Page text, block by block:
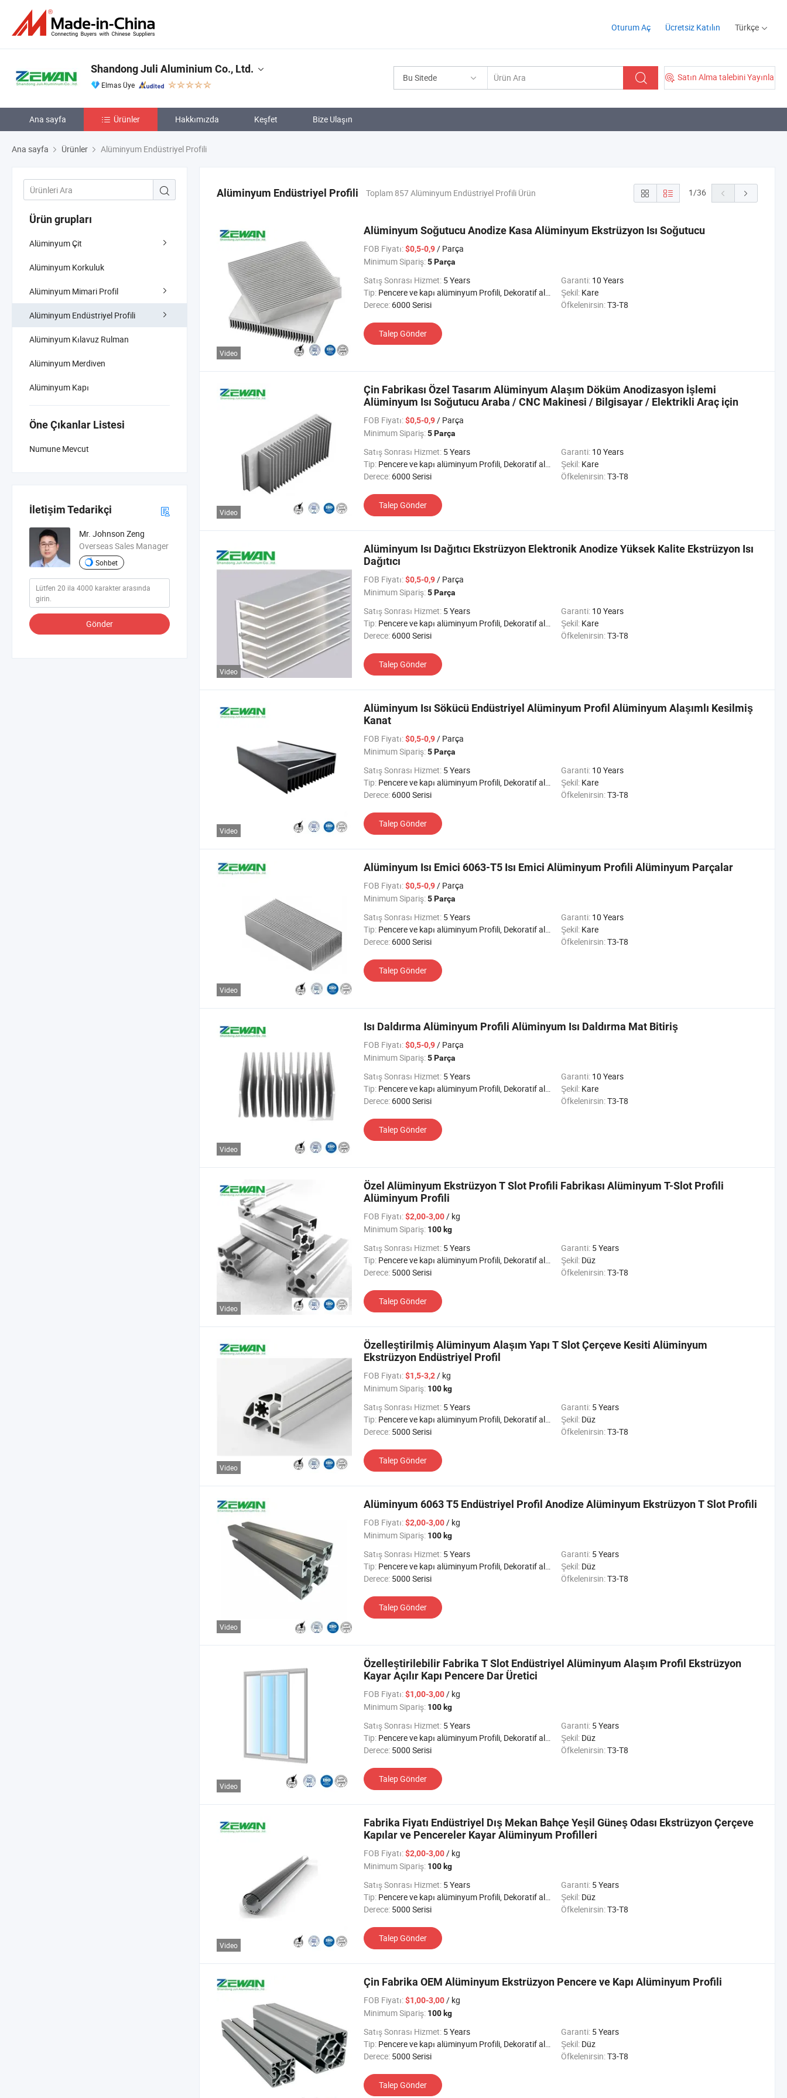
Oturum Aç Ücretsiz Katılın Türkçe
Bu Sitede Satın Alma talebini Yayınla
Shandong Juli Aluminium Co., Ltd.
Elmas Üye
Ana sayfa Ürünler Hakkımızda Keşfet Bize Ulaşın
Ana sayfa Ürünler Alüminyum Endüstriyel Profili
Ürün grupları
Alüminyum Çit
Alüminyum Korkuluk
Alüminyum Mimari Profil
Alüminyum Endüstriyel Profili
Alüminyum Kılavuz Rulman
Alüminyum Merdiven
Alüminyum Kapı
Öne Çıkanlar Listesi
Numune Mevcut
İletişim Tedarikçi
Mr. Johnson Zeng
Overseas Sales Manager
Sohbet
Gönder
Alüminyum Endüstriyel Profili Toplam 857 Alüminyum Endüstriyel Profili Ürün 1/36
Video
Alüminyum Soğutucu Anodize Kasa Alüminyum Ekstrüzyon Isı Soğutucu
FOB Fiyatı:$0,5-0,9/ Parça
Minimum Sipariş:5 Parça
Satış Sonrası Hizmet: 5 Years Garanti: 10 Years
Tip: Pencere ve kapı alüminyum Profili, Dekoratif alüminyum Profil, Alüminyum Isı Emimi Profili, Cam Duvar alüminyum Profili, Taşıma alüminyum Profili, Endüstriyel alüminyum Profil Şekil: Kare
Derece: 6000 Serisi Öfkelenirsin:T3-T8
Talep Gönder
Video
Çin Fabrikası Özel Tasarım Alüminyum Alaşım Döküm Anodizasyon İşlemi
Alüminyum Isı Soğutucu Araba / CNC Makinesi / Bilgisayar / Elektrikli Araç için
FOB Fiyatı:$0,5-0,9/ Parça
Minimum Sipariş:5 Parça
Satış Sonrası Hizmet: 5 Years Garanti: 10 Years
Tip: Pencere ve kapı alüminyum Profili, Dekoratif alüminyum Profil, Alüminyum Isı Emimi Profili, Cam Duvar alüminyum Profili, Taşıma alüminyum Profili, Endüstriyel alüminyum Profil Şekil: Kare
Derece: 6000 Serisi Öfkelenirsin:T3-T8
Talep Gönder
Video
Alüminyum Isı Dağıtıcı Ekstrüzyon Elektronik Anodize Yüksek Kalite Ekstrüzyon Isı
Dağıtıcı
FOB Fiyatı:$0,5-0,9/ Parça
Minimum Sipariş:5 Parça
Satış Sonrası Hizmet: 5 Years Garanti: 10 Years
Tip: Pencere ve kapı alüminyum Profili, Dekoratif alüminyum Profil, Alüminyum Isı Emimi Profili, Cam Duvar alüminyum Profili, Taşıma alüminyum Profili, Endüstriyel alüminyum Profil Şekil: Kare
Derece: 6000 Serisi Öfkelenirsin:T3-T8
Talep Gönder
Video
Alüminyum Isı Sökücü Endüstriyel Alüminyum Profil Alüminyum Alaşımlı Kesilmiş
Kanat
FOB Fiyatı:$0,5-0,9/ Parça
Minimum Sipariş:5 Parça
Satış Sonrası Hizmet: 5 Years Garanti: 10 Years
Tip: Pencere ve kapı alüminyum Profili, Dekoratif alüminyum Profil, Alüminyum Isı Emimi Profili, Cam Duvar alüminyum Profili, Taşıma alüminyum Profili, Endüstriyel alüminyum Profil Şekil: Kare
Derece: 6000 Serisi Öfkelenirsin:T3-T8
Talep Gönder
Video
Alüminyum Isı Emici 6063-T5 Isı Emici Alüminyum Profili Alüminyum Parçalar
FOB Fiyatı:$0,5-0,9/ Parça
Minimum Sipariş:5 Parça
Satış Sonrası Hizmet: 5 Years Garanti: 10 Years
Tip: Pencere ve kapı alüminyum Profili, Dekoratif alüminyum Profil, Alüminyum Isı Emimi Profili, Cam Duvar alüminyum Profili, Taşıma alüminyum Profili, Endüstriyel alüminyum Profil Şekil: Kare
Derece: 6000 Serisi Öfkelenirsin:T3-T8
Talep Gönder
Video
Isı Daldırma Alüminyum Profili Alüminyum Isı Daldırma Mat Bitiriş
FOB Fiyatı:$0,5-0,9/ Parça
Minimum Sipariş:5 Parça
Satış Sonrası Hizmet: 5 Years Garanti: 10 Years
Tip: Pencere ve kapı alüminyum Profili, Dekoratif alüminyum Profil, Alüminyum Isı Emimi Profili, Cam Duvar alüminyum Profili, Taşıma alüminyum Profili, Endüstriyel alüminyum Profil Şekil: Kare
Derece: 6000 Serisi Öfkelenirsin:T3-T8
Talep Gönder
Video
Özel Alüminyum Ekstrüzyon T Slot Profili Fabrikası Alüminyum T-Slot Profili
Alüminyum Profili
FOB Fiyatı:$2,00-3,00/ kg
Minimum Sipariş: 100 kg
Satış Sonrası Hizmet: 5 Years Garanti: 5 Years
Tip: Pencere ve kapı alüminyum Profili, Dekoratif alüminyum Profil, Alüminyum Isı Emimi Profili, Cam Duvar alüminyum Profili, Taşıma alüminyum Profili, Endüstriyel alüminyum Profil Şekil: Düz
Derece: 5000 Serisi Öfkelenirsin:T3-T8
Talep Gönder
Video
Özelleştirilmiş Alüminyum Alaşım Yapı T Slot Çerçeve Kesiti Alüminyum
Ekstrüzyon Endüstriyel Profil
FOB Fiyatı:$1,5-3,2/ kg
Minimum Sipariş: 100 kg
Satış Sonrası Hizmet: 5 Years Garanti: 5 Years
Tip: Pencere ve kapı alüminyum Profili, Dekoratif alüminyum Profil, Alüminyum Isı Emimi Profili, Cam Duvar alüminyum Profili, Taşıma alüminyum Profili, Endüstriyel alüminyum Profil Şekil: Düz
Derece: 5000 Serisi Öfkelenirsin:T3-T8
Talep Gönder
Video
Alüminyum 6063 T5 Endüstriyel Profil Anodize Alüminyum Ekstrüzyon T Slot Profili
FOB Fiyatı:$2,00-3,00/ kg
Minimum Sipariş: 100 kg
Satış Sonrası Hizmet: 5 Years Garanti: 5 Years
Tip: Pencere ve kapı alüminyum Profili, Dekoratif alüminyum Profil, Alüminyum Isı Emimi Profili, Cam Duvar alüminyum Profili, Taşıma alüminyum Profili, Endüstriyel alüminyum Profil Şekil: Düz
Derece: 5000 Serisi Öfkelenirsin:T3-T8
Talep Gönder
Video
Özelleştirilebilir Fabrika T Slot Endüstriyel Alüminyum Alaşım Profil Ekstrüzyon
Kayar Açılır Kapı Pencere Dar Üretici
FOB Fiyatı:$1,00-3,00/ kg
Minimum Sipariş: 100 kg
Satış Sonrası Hizmet: 5 Years Garanti: 5 Years
Tip: Pencere ve kapı alüminyum Profili, Dekoratif alüminyum Profil, Alüminyum Isı Emimi Profili, Cam Duvar alüminyum Profili, Taşıma alüminyum Profili, Endüstriyel alüminyum Profil Şekil: Düz
Derece: 5000 Serisi Öfkelenirsin:T3-T8
Talep Gönder
Video
Fabrika Fiyatı Endüstriyel Dış Mekan Bahçe Yeşil Güneş Odası Ekstrüzyon Çerçeve
Kapılar ve Pencereler Kayar Alüminyum Profilleri
FOB Fiyatı:$2,00-3,00/ kg
Minimum Sipariş: 100 kg
Satış Sonrası Hizmet: 5 Years Garanti: 5 Years
Tip: Pencere ve kapı alüminyum Profili, Dekoratif alüminyum Profil, Alüminyum Isı Emimi Profili, Cam Duvar alüminyum Profili, Taşıma alüminyum Profili, Endüstriyel alüminyum Profil Şekil: Düz
Derece: 5000 Serisi Öfkelenirsin:T3-T8
Talep Gönder
Çin Fabrika OEM Alüminyum Ekstrüzyon Pencere ve Kapı Alüminyum Profili
FOB Fiyatı:$1,00-3,00/ kg
Minimum Sipariş: 100 kg
Satış Sonrası Hizmet: 5 Years Garanti: 5 Years
Tip: Pencere ve kapı alüminyum Profili, Dekoratif alüminyum Profil, Alüminyum Isı Emimi Profili, Cam Duvar alüminyum Profili, Taşıma alüminyum Profili, Endüstriyel alüminyum Profil Şekil: Düz
Derece: 5000 Serisi Öfkelenirsin:T3-T8
Talep Gönder